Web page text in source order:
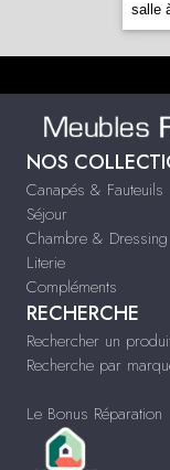
salle
NOS
Canapés & Fauteuils
Séjour
Chambre & Dressing
Literie
Compléments
RECHERCHE
Rechercher un
Recherche par
Le Bonus Réparation